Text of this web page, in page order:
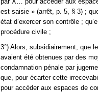
est saisie » (arrêt, p. 5, § 3) ;
état d’exercer son contrôle ;
procédure civile ;
3°) Alors, subsidiairement, que
avaient été obtenues par des
condamnation pénale par
que, pour écarter cette
pour accéder aux espaces de